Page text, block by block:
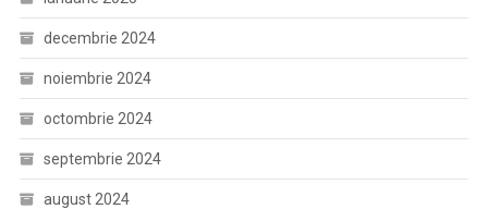
decembrie 2024
noiembrie 2024
octombrie 2024
septembrie 2024
august 2024